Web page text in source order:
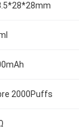
2000Puffs